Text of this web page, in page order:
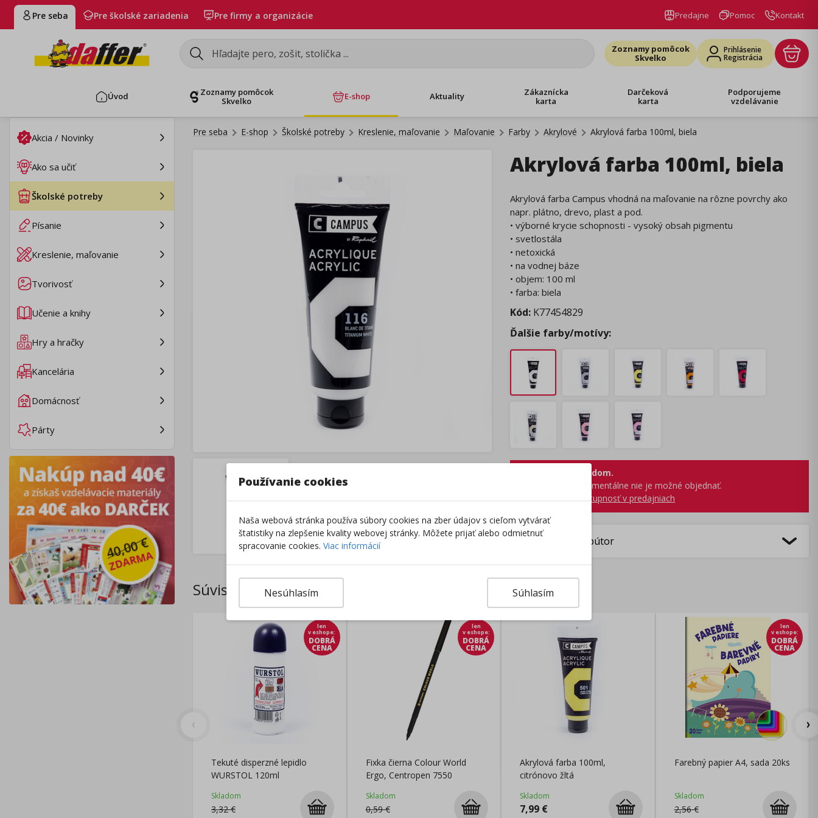
Pre seba Pre školské zariadenia Pre firmy a organizácie Predajne Pomoc Kontakt
Zoznamy pomôcok
Skvelko
Prihlásenie
Registrácia
Úvod
Zoznamy pomôcok
Skvelko
E-shop Aktuality
Zákaznícka
karta
Darčeková
karta
Podporujeme
vzdelávanie
Akcia / Novinky
Ako sa učiť
Školské potreby
Písanie
Kreslenie, maľovanie
Tvorivosť
Učenie a knihy
Hry a hračky
Kancelária
Domácnosť
Párty
Pre seba E-shop Školské potreby Kreslenie, maľovanie Maľovanie Farby Akrylové Akrylová farba 100ml, biela
Akrylová farba 100ml, biela
Akrylová farba Campus vhodná na maľovanie na rôzne povrchy ako
napr. plátno, drevo, plast a pod.
• výborné krycie schopnosti - vysoký obsah pigmentu
• svetlostála
• netoxická
• na vodnej báze
• objem: 100 ml
• farba: biela
Kód: K77454829
Ďalšie farby/motívy:
Tovar nie je skladom.
Tento produkt momentálne nie je možné objednať.
Zobraziť dostupnosť v predajniach
Výrobca/Distribútor
Súvisiace produkty
len
v eshope:
DOBRÁ
CENA
Tekuté disperzné lepidlo
WURSTOL 120ml
Skladom
3,32€
len
v eshope:
DOBRÁ
CENA
Fixka čierna Colour World
Ergo, Centropen 7550
Skladom
0,59€
Akrylová farba 100ml,
citrónovo žltá
Skladom
7,99 €
len
v eshope:
DOBRÁ
CENA
Farebný papier A4, sada 20ks
Skladom
2,56€
Používanie cookies
Naša webová stránka používa súbory cookies na zber údajov s cieľom vytvárať
štatistiky na zlepšenie kvality webovej stránky. Môžete prijať alebo odmietnuť
spracovanie cookies. Viac informácií
Súhlasím
Nesúhlasím